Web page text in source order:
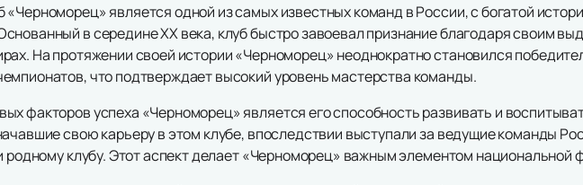
«Черноморец» является одной из самых известных команд в России, с богатой
в середине XX века, клуб быстро завоевал признание благодаря своим
На протяжении своей истории «Черноморец» неоднократно становился
что подтверждает высокий уровень мастерства команды.
факторов успеха «Черноморец» является его способность развивать и
свою карьеру в этом клубе, впоследствии выступали за ведущие команды
родному клубу. Этот аспект делает «Черноморец» важным элементом национальной